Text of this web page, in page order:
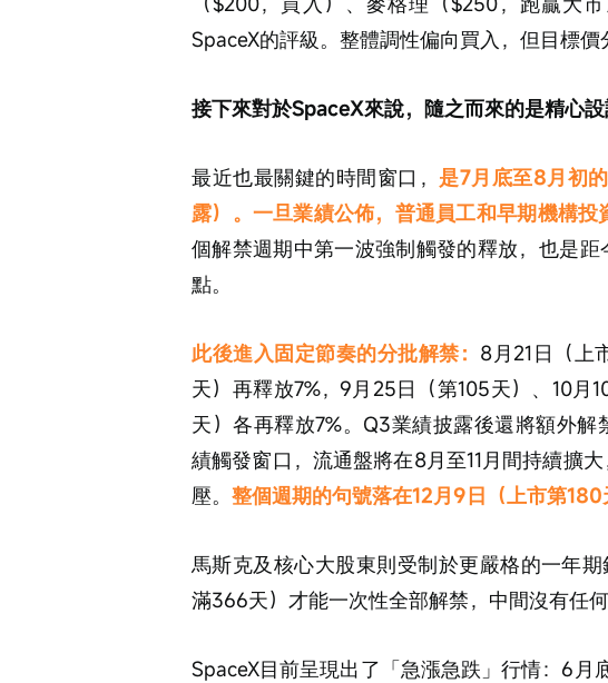
SpaceX的評級。整體調性偏向買入，但目標價
接下來對於SpaceX來說，隨之而來的是精心設
最近也最關鍵的時間窗口， 是7月底至8月初
露）。一旦業績公佈，普通員工和早期機構
個解禁週期中第一波強制觸發的釋放，也是
點。
此後進入固定節奏的分批解禁： 8月21日（上
天）再釋放7%，9月25日（第105天）、10月
天）各再釋放7%。Q3業績披露後還將額外
績觸發窗口，流通盤將在8月至11月間持續擴
壓。 整個週期的句號落在12月9日（上市第180
馬斯克及核心大股東則受制於更嚴格的一年
滿366天）才能一次性全部解禁，中間沒有任
SpaceX目前呈現出了「急漲急跌」行情：6月